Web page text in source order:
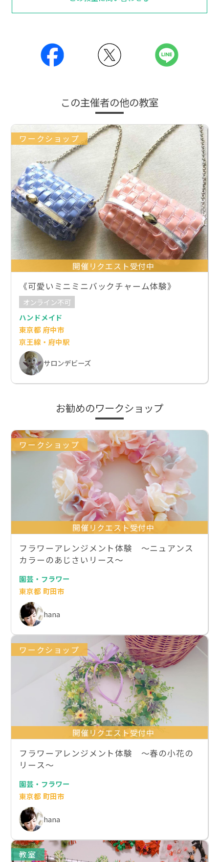
この主催者の他の教室
ワークショップ
開催リクエスト受付中
《可愛いミニミニバックチャーム体験》
オンライン不可
ハンドメイド
東京都 府中市
京王線・府中駅
サロンデビーズ
お勧めのワークショップ
ワークショップ
開催リクエスト受付中
フラワーアレンジメント体験 〜ニュアンス
カラーのあじさいリース〜
園芸・フラワー
東京都 町田市
hana
ワークショップ
開催リクエスト受付中
フラワーアレンジメント体験 〜春の小花の
リース〜
園芸・フラワー
東京都 町田市
hana
教室